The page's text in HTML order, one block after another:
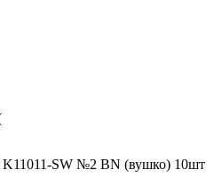
K11011-SW №2 BN (вушко) 10шт